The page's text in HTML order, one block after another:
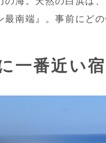
最南端』。事前にど
一番近い